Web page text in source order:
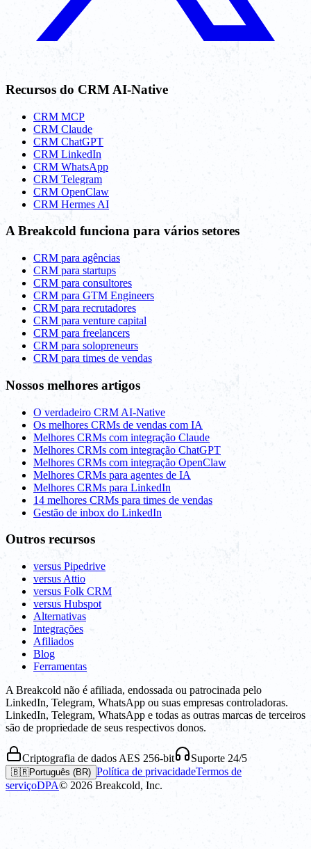
Recursos do CRM AI-Native
CRM MCP
CRM Claude
CRM ChatGPT
CRM LinkedIn
CRM WhatsApp
CRM Telegram
CRM OpenClaw
CRM Hermes AI
A Breakcold funciona para vários setores
CRM para agências
CRM para startups
CRM para consultores
CRM para GTM Engineers
CRM para recrutadores
CRM para venture capital
CRM para freelancers
CRM para solopreneurs
CRM para times de vendas
Nossos melhores artigos
O verdadeiro CRM AI-Native
Os melhores CRMs de vendas com IA
Melhores CRMs com integração Claude
Melhores CRMs com integração ChatGPT
Melhores CRMs com integração OpenClaw
Melhores CRMs para agentes de IA
Melhores CRMs para LinkedIn
14 melhores CRMs para times de vendas
Gestão de inbox do LinkedIn
Outros recursos
versus Pipedrive
versus Attio
versus Folk CRM
versus Hubspot
Alternativas
Integrações
Afiliados
Blog
Ferramentas
A Breakcold não é afiliada, endossada ou patrocinada pelo
LinkedIn, Telegram, WhatsApp ou suas empresas controladoras.
LinkedIn, Telegram, WhatsApp e todas as outras marcas de terceiros
são de propriedade de seus respectivos donos.
Criptografia de dados AES 256-bit Suporte 24/5
🇧🇷Português (BR) Política de privacidadeTermos de
serviçoDPA© 2026 Breakcold, Inc.